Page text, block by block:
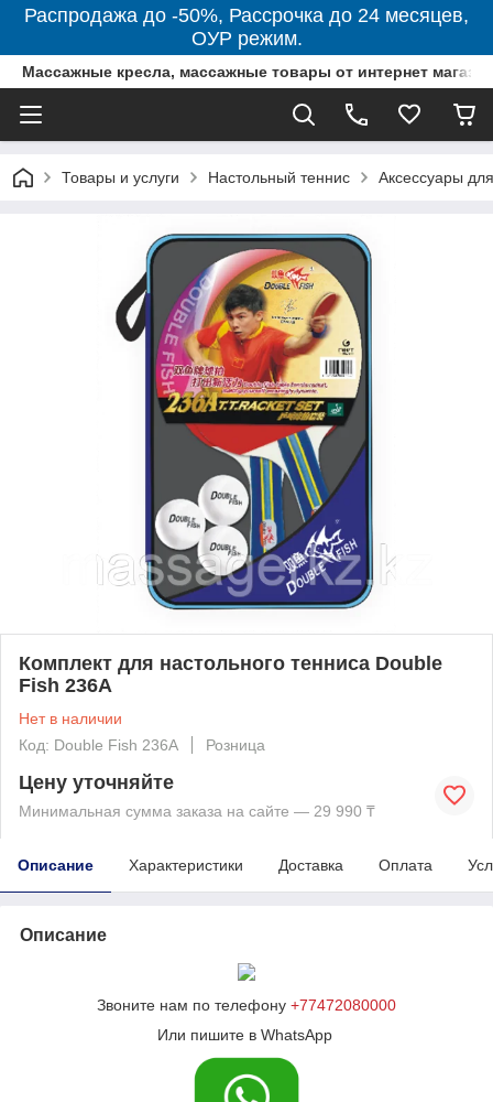
Распродажа до -50%, Рассрочка до 24 месяцев,
ОУР режим.
Массажные кресла, массажные товары от интернет
Товары и услуги Настольный теннис Аксессуары
Комплект для настольного тенниса Double
Fish 236А
Нет в наличии
Код: Double Fish 236А
Розница
Цену уточняйте
Минимальная сумма заказа на сайте — 29 990 ₸
Описание Характеристики Доставка Оплата
Описание
Звоните нам по телефону +77472080000
Или пишите в WhatsApp